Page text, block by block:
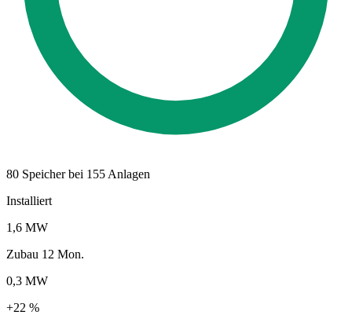
80 Speicher bei 155 Anlagen
Installiert
1,6 MW
Zubau 12 Mon.
0,3 MW
+22 %